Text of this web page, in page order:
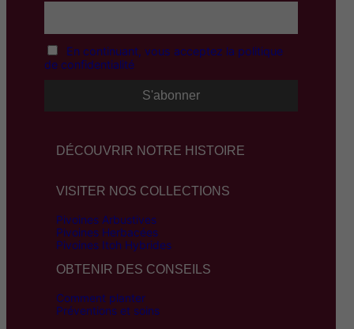
En continuant, vous acceptez la politique
de confidentialité
DÉCOUVRIR NOTRE HISTOIRE
VISITER NOS COLLECTIONS
Pivoines Arbustives
Pivoines Herbacées
Pivoines Itoh Hybrides
OBTENIR DES CONSEILS
Comment planter
Préventions et soins